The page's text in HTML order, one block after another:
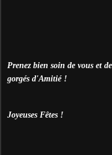
Prenez bien soin de vous et
gorgés d'Amitié !
Joyeuses Fêtes !